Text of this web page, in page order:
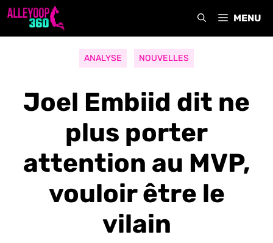
Aller
MENU
ANALYSE NOUVELLES
Joel Embiid dit ne
plus porter
attention au MVP,
vouloir être le
vilain